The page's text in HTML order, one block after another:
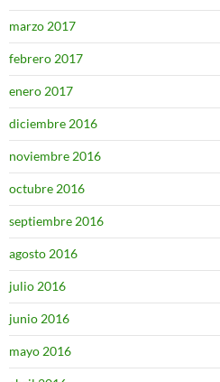
marzo 2017
febrero 2017
enero 2017
diciembre 2016
noviembre 2016
octubre 2016
septiembre 2016
agosto 2016
julio 2016
junio 2016
mayo 2016